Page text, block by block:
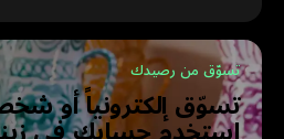
تسوّق من رصيدك
تسوّق إلكترونياً أو
استخدم حسابك في